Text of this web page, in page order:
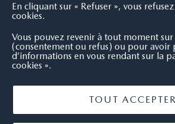
En cliquant sur « Refuser », vous
cookies.
Vous pouvez revenir à tout moment
(consentement ou refus) ou pour avoir
d’informations en vous rendant sur la
cookies ».
TOUT ACCEPTER